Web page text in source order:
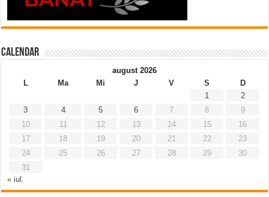
Calendar
august 2026
L
Ma Mi J V S
D
1
2
3
4 5 6 7 8
9
10
11 12 13 14 15
16
17
18 19 20 21 22
23
24
25 26 27 28 29
30
31
« iul.